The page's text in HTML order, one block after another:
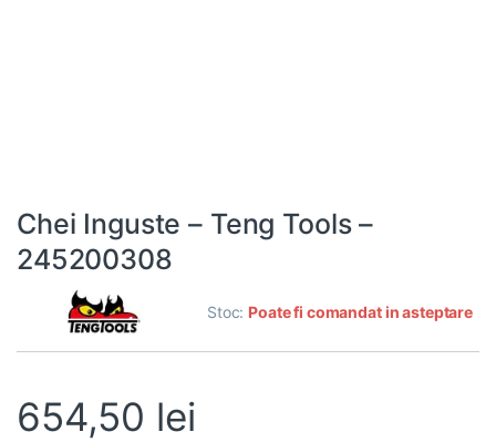
Chei Inguste – Teng Tools –
245200308
Stoc: Poate fi comandat in asteptare
654,50 lei